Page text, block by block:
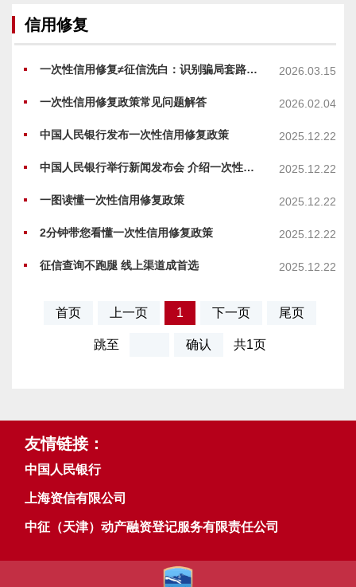
信用修复
一次性信用修复≠征信洗白：识别骗局套路，守护征信权益 2026.03.15
一次性信用修复政策常见问题解答 2026.02.04
中国人民银行发布一次性信用修复政策 2025.12.22
中国人民银行举行新闻发布会 介绍一次性信用修复政策有关情况 2025.12.22
一图读懂一次性信用修复政策 2025.12.22
2分钟带您看懂一次性信用修复政策 2025.12.22
征信查询不跑腿 线上渠道成首选 2025.12.22
首页 上一页 1 下一页 尾页
跳至 确认 共1页
友情链接：
中国人民银行
上海资信有限公司
中征（天津）动产融资登记服务有限责任公司